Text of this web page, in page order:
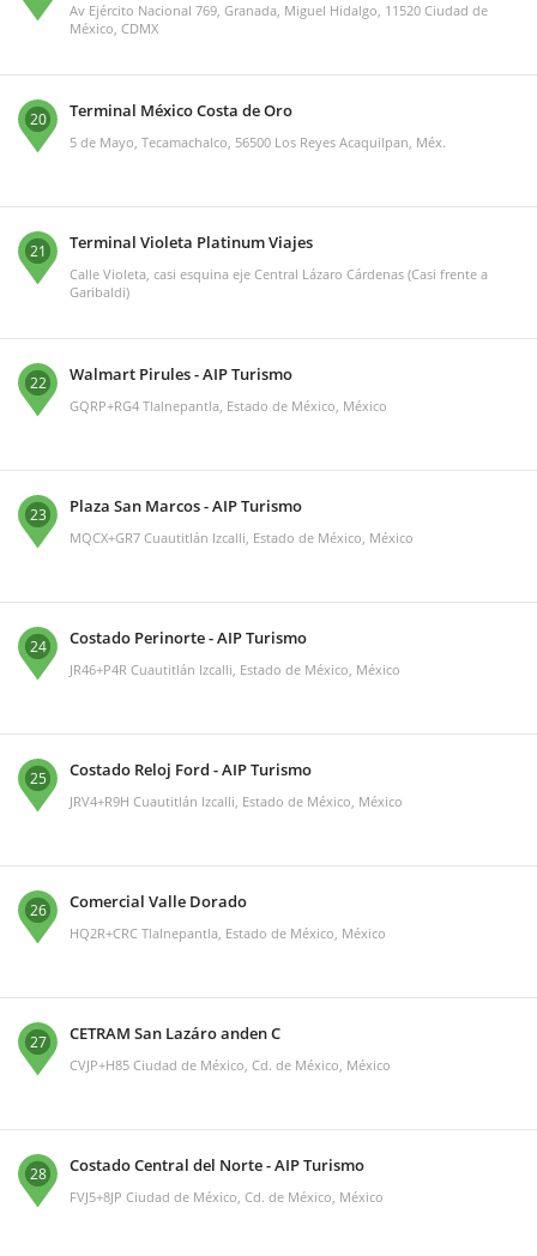
Av Ejército Nacional 769, Granada, Miguel Hidalgo, 11520 Ciudad de
México, CDMX
20 Terminal México Costa de Oro
5 de Mayo, Tecamachalco, 56500 Los Reyes Acaquilpan, Méx.
21 Terminal Violeta Platinum Viajes
Calle Violeta, casi esquina eje Central Lázaro Cárdenas (Casi frente a
Garibaldi)
22 Walmart Pirules - AIP Turismo
GQRP+RG4 Tlalnepantla, Estado de México, México
23 Plaza San Marcos - AIP Turismo
MQCX+GR7 Cuautitlán Izcalli, Estado de México, México
24 Costado Perinorte - AIP Turismo
JR46+P4R Cuautitlán Izcalli, Estado de México, México
25 Costado Reloj Ford - AIP Turismo
JRV4+R9H Cuautitlán Izcalli, Estado de México, México
26 Comercial Valle Dorado
HQ2R+CRC Tlalnepantla, Estado de México, México
27 CETRAM San Lazáro anden C
CVJP+H85 Ciudad de México, Cd. de México, México
28 Costado Central del Norte - AIP Turismo
FVJ5+8JP Ciudad de México, Cd. de México, México